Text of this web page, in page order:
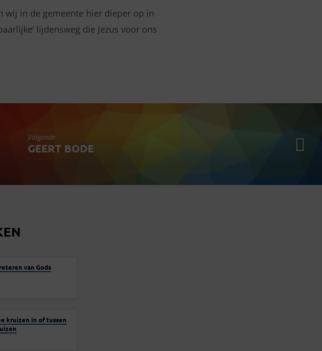
wij in de gemeente hier dieper op in
lijdensweg die Jezus voor ons
Volgende
GEERT BODE
van Gods
kruizen in of tussen